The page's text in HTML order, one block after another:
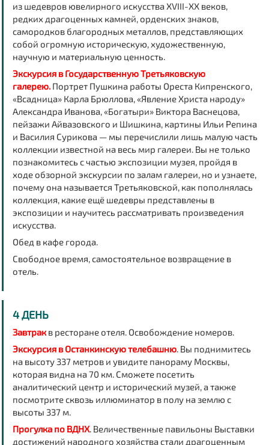
из шедевров ювелирного искусства XVIII-XX веков,
редких драгоценных камней, орденских знаков,
самородков благородных металлов, представляющих
собой огромную историческую, художественную,
научную и материальную ценность.
Экскурсия в Государственную Третьяковскую
галерею.Портрет Пушкина работы Ореста Кипренского,
«Всадница» Карла Брюллова, «Явление Христа народу»
Александра Иванова, «Богатыри» Виктора Васнецова,
пейзажи Айвазовского и Шишкина, картины Ильи Репина
и Василия Сурикова — мы перечислили лишь малую часть
коллекции известной на весь мир галереи. Вы не только
познакомитесь с частью экспозиции музея, пройдя в
ходе обзорной экскурсии по залам галереи, но и узнаете,
почему она называется Третьяковской, как пополнялась
коллекция, какие ещё шедевры представлены в
экспозиции и научитесь рассматривать произведения
искусства.
Обед в кафе города.
Свободное время,самостоятельное возвращениев
отель.
4 ДЕНЬ
Завтракв ресторане отеля. Освобождение номеров.
Экскурсия в Останкинскую телебашню. Вы поднимитесь
на высоту 337 метров и увидите панораму Москвы,
которая видна на 70 км. Сможете посетить
аналитический центр и исторический музей, а также
посмотрите сквозь иллюминатор в полу на землю с
высоты 337 м.
Прогулка по ВДНХ. Величественные павильоны Выставки
достижений народного хозяйства стали драгоценным